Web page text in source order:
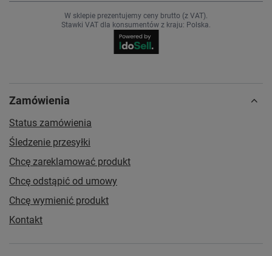
W sklepie prezentujemy ceny brutto (z VAT).
Stawki VAT dla konsumentów z kraju: Polska.
Zamówienia
Status zamówienia
Śledzenie przesyłki
Chcę zareklamować produkt
Chcę odstąpić od umowy
Chcę wymienić produkt
Kontakt